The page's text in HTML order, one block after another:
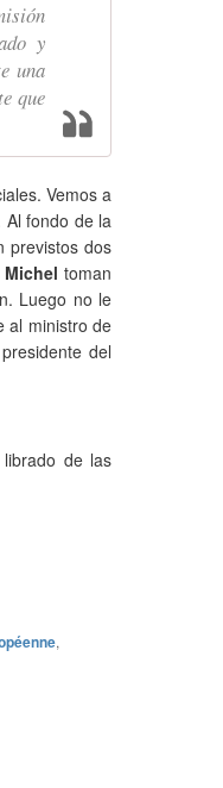
y
una
que
Vemos a
Al fondo de la
previstos dos
Michel toman
Luego no le
al ministro de
del
de las
,